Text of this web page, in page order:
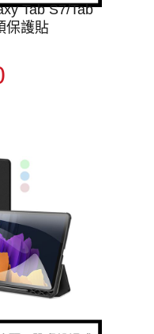
Tab S7/Tab
保護貼